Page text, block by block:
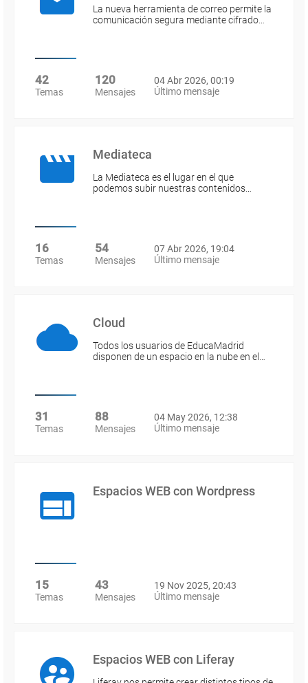
La nueva herramienta de correo permite la
comunicación segura mediante cifrado…
42
Temas
120
Mensajes
04 Abr 2026, 00:19
Último mensaje
Mediateca
La Mediateca es el lugar en el que
podemos subir nuestras contenidos…
16
Temas
54
Mensajes
07 Abr 2026, 19:04
Último mensaje
Cloud
Todos los usuarios de EducaMadrid
disponen de un espacio en la nube en el…
31
Temas
88
Mensajes
04 May 2026, 12:38
Último mensaje
Espacios WEB con Wordpress
15
Temas
43
Mensajes
19 Nov 2025, 20:43
Último mensaje
Espacios WEB con Liferay